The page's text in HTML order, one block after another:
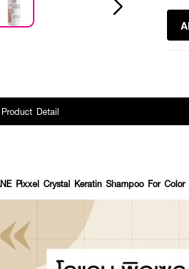
Product Detail
Pixxel Crystal Keratin Shampoo For